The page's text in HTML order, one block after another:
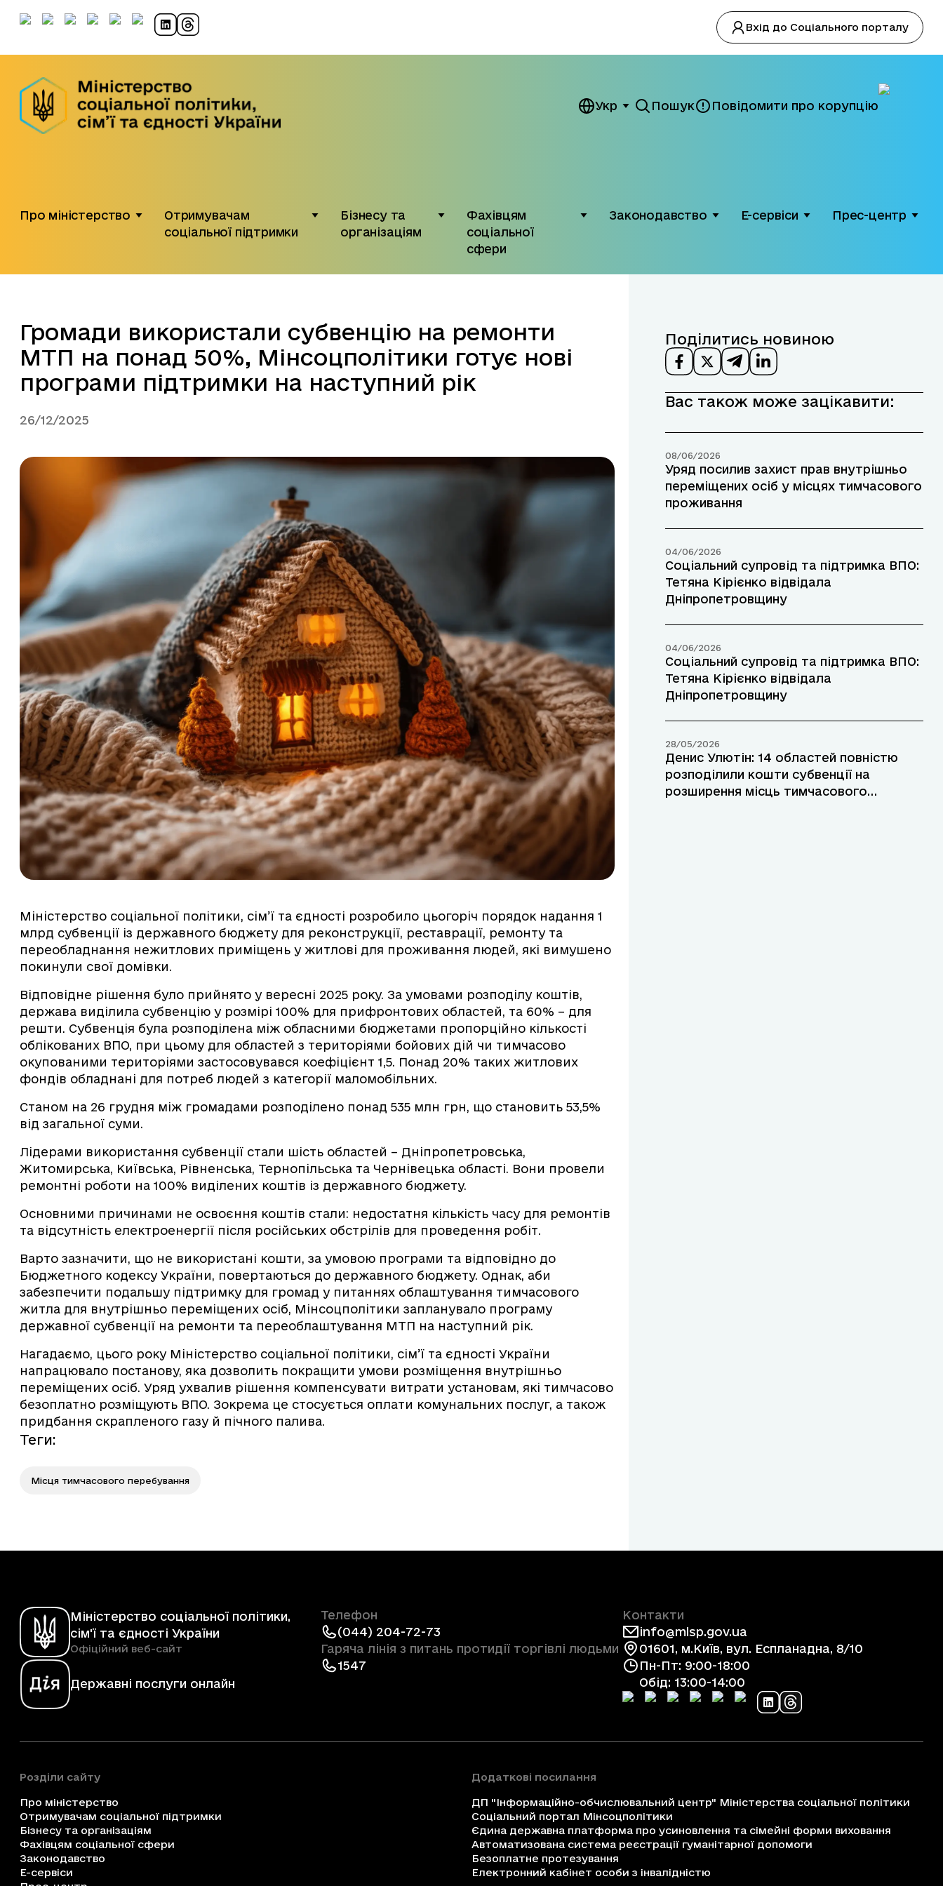
Вхід до Соціального порталу
Укр Пошук Повідомити про корупцію
Про міністерство
Отримувачам
соціальної підтримки
Бізнесу та
організаціям
Фахівцям
соціальної
сфери
Законодавство Е-сервіси Прес-центр
Громади використали субвенцію на ремонти
МТП на понад 50%, Мінсоцполітики готує нові
програми підтримки на наступний рік
26/12/2025
Міністерство соціальної політики, сім’ї та єдності розробило цьогоріч порядок надання 1
млрд субвенції із державного бюджету для реконструкції, реставрації, ремонту та
переобладнання нежитлових приміщень у житлові для проживання людей, які вимушено
покинули свої домівки.
Відповідне рішення було прийнято у вересні 2025 року. За умовами розподілу коштів,
держава виділила субвенцію у розмірі 100% для прифронтових областей, та 60% – для
решти. Субвенція була розподілена між обласними бюджетами пропорційно кількості
облікованих ВПО, при цьому для областей з територіями бойових дій чи тимчасово
окупованими територіями застосовувався коефіцієнт 1,5. Понад 20% таких житлових
фондів обладнані для потреб людей з категорії маломобільних.
Станом на 26 грудня між громадами розподілено понад 535 млн грн, що становить 53,5%
від загальної суми.
Лідерами використання субвенції стали шість областей – Дніпропетровська,
Житомирська, Київська, Рівненська, Тернопільська та Чернівецька області. Вони провели
ремонтні роботи на 100% виділених коштів із державного бюджету.
Основними причинами не освоєння коштів стали: недостатня кількість часу для ремонтів
та відсутність електроенергії після російських обстрілів для проведення робіт.
Варто зазначити, що не використані кошти, за умовою програми та відповідно до
Бюджетного кодексу України, повертаються до державного бюджету. Однак, аби
забезпечити подальшу підтримку для громад у питаннях облаштування тимчасового
житла для внутрішньо переміщених осіб, Мінсоцполітики запланувало програму
державної субвенції на ремонти та переоблаштування МТП на наступний рік.
Нагадаємо, цього року Міністерство соціальної політики, сім’ї та єдності України
напрацювало постанову, яка дозволить покращити умови розміщення внутрішньо
переміщених осіб. Уряд ухвалив рішення компенсувати витрати установам, які тимчасово
безоплатно розміщують ВПО. Зокрема це стосується оплати комунальних послуг, а також
придбання скрапленого газу й пічного палива.
Теги:
Місця тимчасового перебування
Поділитись новиною
Вас також може зацікавити:
08/06/2026
Уряд посилив захист прав внутрішньо
переміщених осіб у місцях тимчасового
проживання
04/06/2026
Соціальний супровід та підтримка ВПО:
Тетяна Кірієнко відвідала
Дніпропетровщину
04/06/2026
Соціальний супровід та підтримка ВПО:
Тетяна Кірієнко відвідала
Дніпропетровщину
28/05/2026
Денис Улютін: 14 областей повністю
розподілили кошти субвенції на
розширення місць тимчасового
Міністерство соціальної політики,
сім'ї та єдності України
Офіційний веб-сайт
Державні послуги онлайн
Телефон
(044) 204-72-73
Гаряча лінія з питань протидії торгівлі людьми
1547
Контакти
info@mlsp.gov.ua
01601, м.Київ, вул. Еспланадна, 8/10
Пн-Пт: 9:00-18:00
Обід: 13:00-14:00
Розділи сайту
Про міністерство
Отримувачам соціальної підтримки
Бізнесу та організаціям
Фахівцям соціальної сфери
Законодавство
Е-сервіси
Додаткові посилання
ДП "Інформаційно-обчислювальний центр" Міністерства соціальної політики
Соціальний портал Мінсоцполітики
Єдина державна платформа про усиновлення та сімейні форми виховання
Автоматизована система реєстрації гуманітарної допомоги
Безоплатне протезування
Електронний кабінет особи з інвалідністю